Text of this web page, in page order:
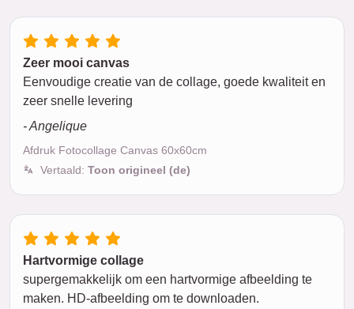
Zeer mooi canvas
Eenvoudige creatie van de collage, goede kwaliteit en
zeer snelle levering
- Angelique
Afdruk Fotocollage Canvas 60x60cm
Vertaald: Toon origineel (de)
Hartvormige collage
supergemakkelijk om een hartvormige afbeelding te
maken. HD-afbeelding om te downloaden.